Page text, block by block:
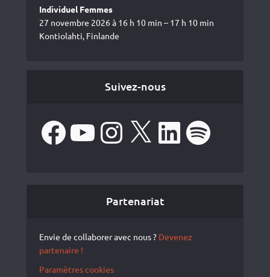
Individuel Femmes
27 novembre 2026 à 16 h 10 min – 17 h 10 min
Kontiolahti, Finlande
Suivez-nous
FacebookYouTube Instagram LinkedIn Spotify
Partenariat
Envie de collaborer avec nous ? Devenez
partenaire !
Paramètres cookies